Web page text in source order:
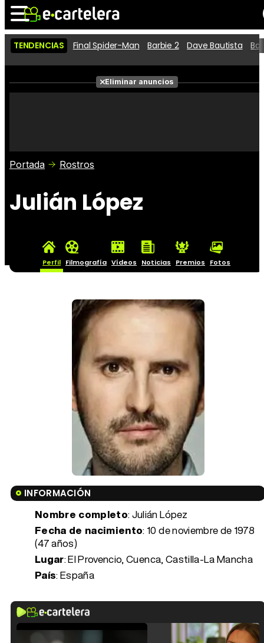
Noticias Cartelera
Películas
Críticas
TENDENCIAS Final Spider-Man Barbie 2 Dave Bautista
Eliminar anuncios
Portada Rostros
Julián López
Perfil Filmografía Vídeos Noticias Premios Fotos
INFORMACIÓN
Nombre completo: Julián López
Fecha de nacimiento: 10 de noviembre de 1978
(47 años)
Lugar: El Provencio, Cuenca, Castilla-La Mancha
País: España